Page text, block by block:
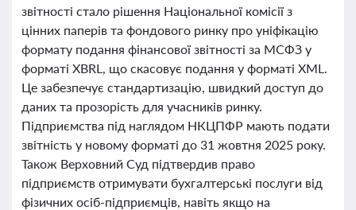
звітності стало рішення Національної комісії з
цінних паперів та фондового ринку про уніфікацію
формату подання фінансової звітності за МСФЗ у
форматі XBRL, що скасовує подання у форматі XML.
Це забезпечує стандартизацію, швидкий доступ до
даних та прозорість для учасників ринку.
Підприємства під наглядом НКЦПФР мають подати
звітність у новому форматі до 31 жовтня 2025 року.
Також Верховний Суд підтвердив право
підприємств отримувати бухгалтерські послуги від
фізичних осіб-підприємців, навіть якщо на